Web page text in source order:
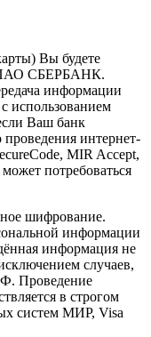
Вы будете
ПАО СБЕРБАНК.
информации
использованием
Ваш банк
интернет-
MIR Accept,
потребоваться
шифрование.
информации
информация не
случаев,
Проведение
в строгом
систем МИР, Visa